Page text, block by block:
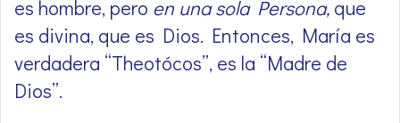
es hombre, pero en una sola Persona, que
es divina, que es Dios. Entonces, María es
verdadera “Theotócos”, es la “Madre de
Dios”.